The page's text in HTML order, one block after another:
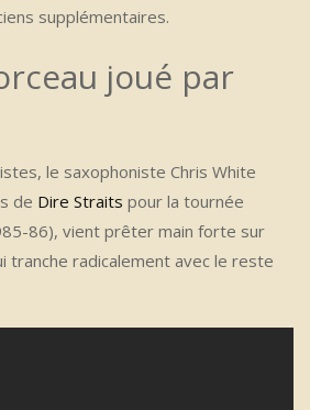
supplémentaires.
joué par
le saxophoniste Chris White
de Dire Straits pour la tournée
86), vient prêter main forte sur
tranche radicalement avec le reste